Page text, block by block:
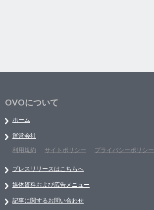
OVOについて
ホーム
運営会社
利用規約
サイトポリシー プライバシーポリシー
プレスリリースはこちらへ
媒体資料および広告メニュー
記事に関するお問い合わせ